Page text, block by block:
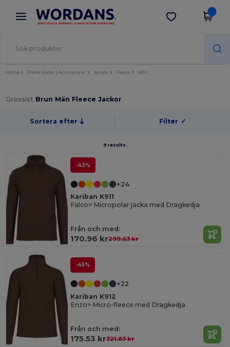
× Wordans-app
Bättre priser i appen!
Hämta app
Home Blank kläder | Accessoarer Jackor Fleece Män
Grossist Brun Män Fleece Jackor
Sortera efter Filter ✓
9 results.
-43%
+24
Kariban K911
Falco> Micropolar jacka med Dragkedja
Från och med:
170.96 kr299.63 kr
-45%
+22
Kariban K912
Enzo> Micro-fleece med Dragkedja
Från och med:
175.53 kr321.83 kr